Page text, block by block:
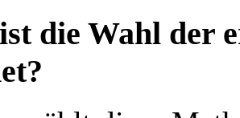
die Wahl der